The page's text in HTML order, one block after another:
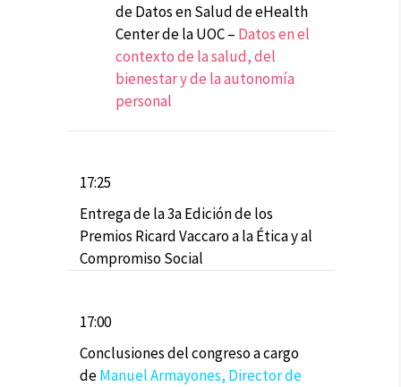
de Datos en Salud de eHealth
Center de la UOC – Datos en el
contexto de la salud, del
bienestar y de la autonomía
personal
17:25
Entrega de la3a Edición de los
Premios Ricard Vaccaro a la Ética y al
Compromiso Social
17:00
Conclusiones del congreso a cargo
deManuel Armayones, Director de